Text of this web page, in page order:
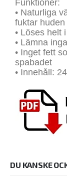
Funktioner:
• Naturliga
fuktar huden
• Löses helt
• Lämna
• Inget fett
spabadet
• Innehåll:
DU KANSKE